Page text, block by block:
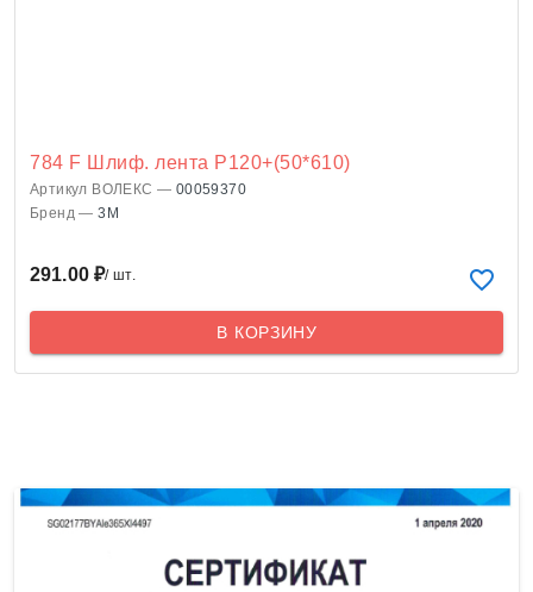
784 F Шлиф. лента Р120+(50*610)
Артикул ВОЛЕКС — 00059370
Бренд —3M
291.00 ₽/ шт.
В КОРЗИНУ